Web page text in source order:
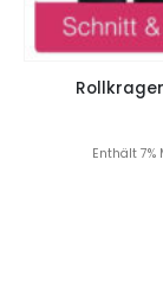
Enthält 7%